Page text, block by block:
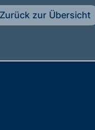
Zurück zur Übersicht